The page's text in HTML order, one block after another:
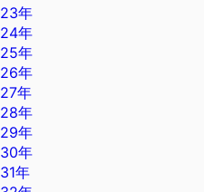
23年
24年
25年
26年
27年
28年
29年
30年
31年